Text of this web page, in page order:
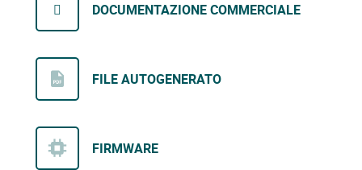
DOCUMENTAZIONE COMMERCIALE
FILE AUTOGENERATO
FIRMWARE